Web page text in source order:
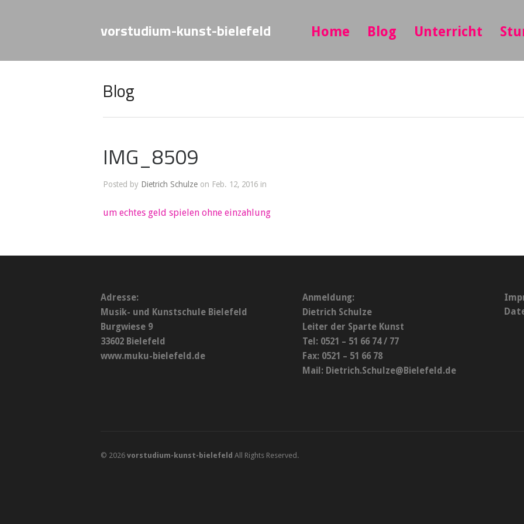
vorstudium-kunst-bielefeld Home Blog Unterricht
Blog
IMG_8509
Posted by Dietrich Schulze on Feb. 12, 2016 in
um echtes geld spielen ohne einzahlung
Adresse:
Musik- und Kunstschule Bielefeld
Burgwiese 9
33602 Bielefeld
www.muku-bielefeld.de
Anmeldung:
Dietrich Schulze
Leiter der Sparte Kunst
Tel: 0521 – 51 66 74 / 77
Fax: 0521 – 51 66 78
Mail: Dietrich.Schulze@Bielefeld.de
© 2026 vorstudium-kunst-bielefeld All Rights Reserved.